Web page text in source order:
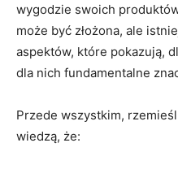
wygodzie swoich
może być złożona, ale
aspektów, które pokazują,
dla nich fundamentalne
Przede wszystkim,
wiedzą, że: